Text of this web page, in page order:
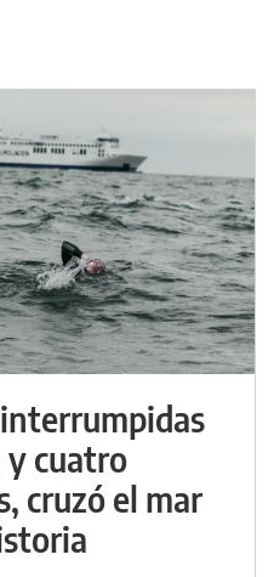
y cuatro
cruzó el mar